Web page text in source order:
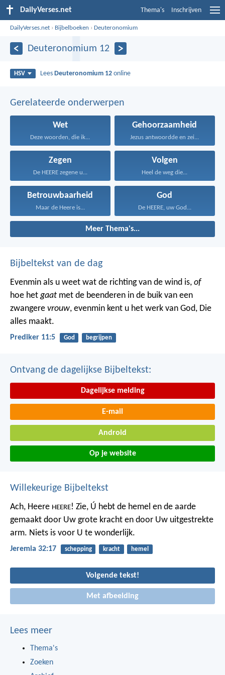
DailyVerses.net Thema's Inschrijven
DailyVerses.net › Bijbelboeken ›Deuteronomium
Deuteronomium 12
HSV Lees Deuteronomium 12 online
Gerelateerde onderwerpen
Wet
Deze woorden, die ik...
Gehoorzaamheid
Jezus antwoordde en zei...
Zegen
De HEERE zegene u...
Volgen
Heel de weg die...
Betrouwbaarheid
Maar de Heere is...
God
De HEERE, uw God...
Meer Thema's...
Bijbeltekst van de dag
Evenmin als u weet wat de richting van de wind is, of
hoe hetgaat met de beenderen in de buik van een
zwangere vrouw, evenmin kent u het werk van God, Die
alles maakt.
Prediker 11:5 God begrijpen
Ontvang de dagelijkse Bijbeltekst:
Dagelijkse melding
E-mail
Android
Op je website
Willekeurige Bijbeltekst
Ach, Heere HEERE! Zie, Ú hebt de hemel en de aarde
gemaakt door Uw grote kracht en door Uw uitgestrekte
arm. Niets is voor U te wonderlijk.
Jeremia 32:17 schepping kracht hemel
Volgende tekst!
Met afbeelding
Lees meer
Thema's
Zoeken